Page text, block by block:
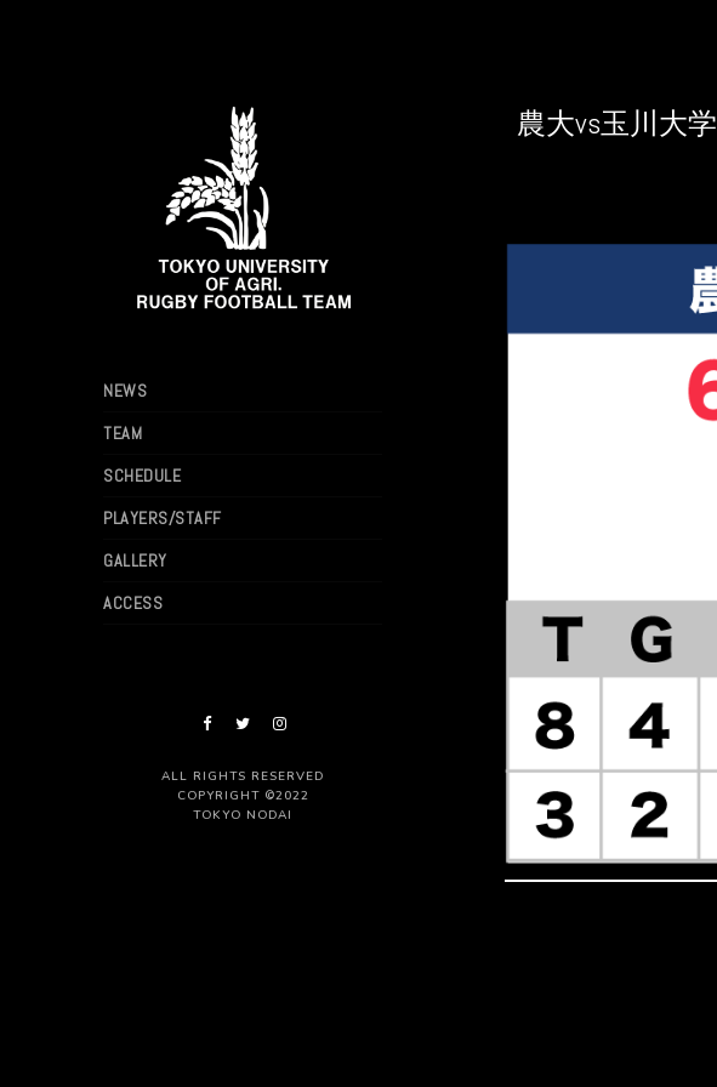
NEWS
TEAM
SCHEDULE
PLAYERS/STAFF
GALLERY
ACCESS
ALL RIGHTS RESERVED
COPYRIGHT ©2022
TOKYO NODAI
農大vs玉川大学